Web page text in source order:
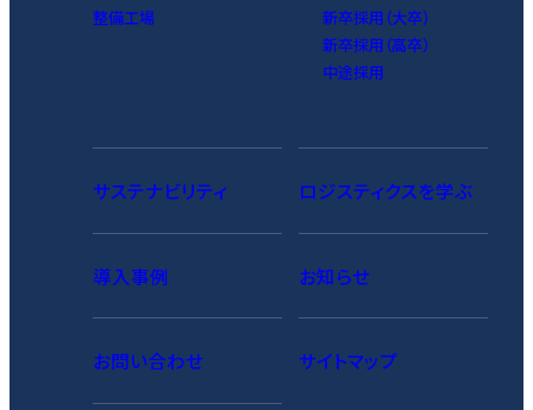
整備工場
新卒採用（大卒）
新卒採用（高卒）
中途採用
サステナビリティ ロジスティクスを学ぶ
導入事例 お知らせ
お問い合わせ サイトマップ